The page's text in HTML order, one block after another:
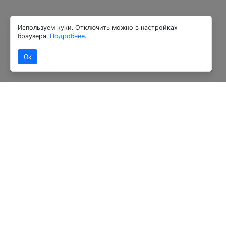
Используем куки. Отключить можно в настройках
браузера. Подробнее.
Ок